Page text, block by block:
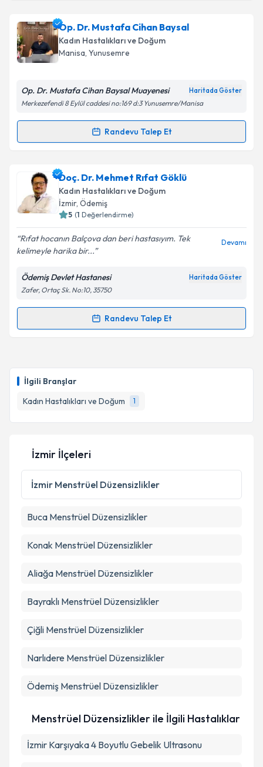
İlgili Branşlar
Kadın Hastalıkları ve Doğum
1
Op. Dr. Nagehan İkiziçin randevu takvimi talebi
oluşturun. Size bu uzmandan randevu almanız için bir
takvim hazırlandığında e-posta ile bilgilendireceğiz.
Kişisel verilerimin işlenmesine ilişkin
Metni'ni okudum ve kişisel verilerimin belirtilen
Takvim Talebini Gönder
Op. Dr. Mustafa Cihan Baysal
Kadın Hastalıkları ve Doğum
Manisa, Yunusemre
Op. Dr. Mustafa Cihan Baysal Muayenesi Haritada Göster
Merkezefendi 8 Eylül caddesi no:169 d:3 Yunusemre/Manisa
Randevu Talep Et
Randevu Takvimi Talebi
Op. Dr. Mustafa Cihan Baysal için randevu takvimi
talebi oluşturun. Size bu uzmandan randevu almanız
için bir takvim hazırlandığında e-posta ile
bilgilendireceğiz.
E-posta Adresiniz
Kişisel verilerimin işlenmesine ilişkin
Metni'ni okudum ve kişisel verilerimin belirtilen
kapsamda işlenmesini kabul ediyorum.
Doç. Dr. Mehmet Rıfat Göklü
Kadın Hastalıkları ve Doğum
İzmir, Ödemiş
5 (1 Değerlendirme)
Rıfat hocanın Balçova dan beri hastasıyım. Tek
kelimeyle harika bir...
Devamı
Ödemiş Devlet Hastanesi Haritada Göster
Zafer, Ortaç Sk. No:10, 35750
Randevu Talep Et
Randevu Takvimi Talebi
için bir takvim hazırlandığında e-posta ile
bilgilendireceğiz.
E-posta Adresiniz
Kişisel verilerimin işlenmesine ilişkin
Metni 'ni okudum ve kişisel verilerimin belirtilen
Takvim Talebini Gönder
İzmir İlçeleri
İzmir Menstrüel Düzensizlikler
Buca Menstrüel Düzensizlikler
Konak Menstrüel Düzensizlikler
Aliağa Menstrüel Düzensizlikler
Bayraklı Menstrüel Düzensizlikler
Çiğli Menstrüel Düzensizlikler
Narlıdere Menstrüel Düzensizlikler
Ödemiş Menstrüel Düzensizlikler
Menstrüel Düzensizlikler ile İlgili Hastalıklar
İzmir Karşıyaka 4 Boyutlu Gebelik Ultrasonu